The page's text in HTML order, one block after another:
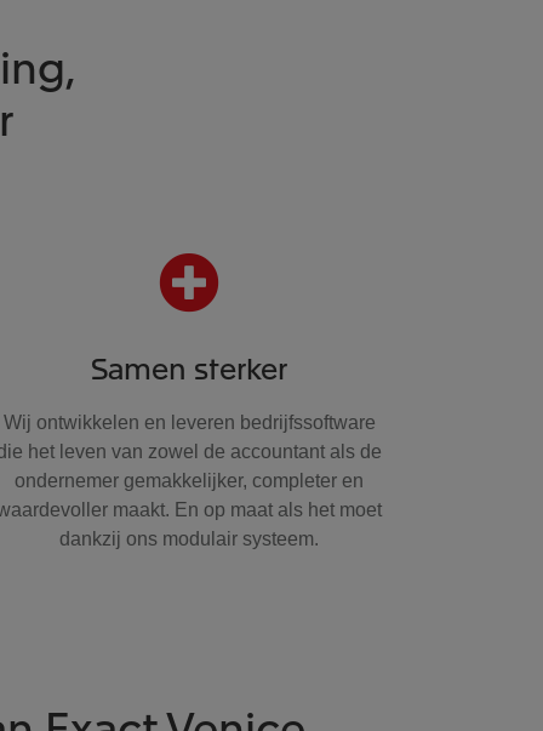
Samen sterker
Wij ontwikkelen en leveren bedrijfssoftware
het leven van zowel de accountant als de
ondernemer gemakkelijker, completer en
maakt. En op maat als het moet
dankzij ons modulair systeem.